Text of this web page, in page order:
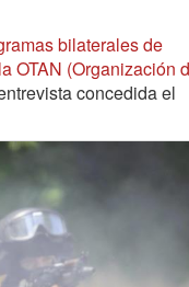
bilaterales de
OTAN (Organización
concedida el